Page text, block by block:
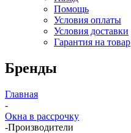
Помощь
Условия оплаты
Условия доставки
Гарантия на товар
Бренды
Главная
-
Окна в рассрочку
-Производители